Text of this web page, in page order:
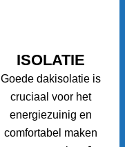
ISOLATIE
Goede dakisolatie is
cruciaal voor het
energiezuinig en
comfortabel maken